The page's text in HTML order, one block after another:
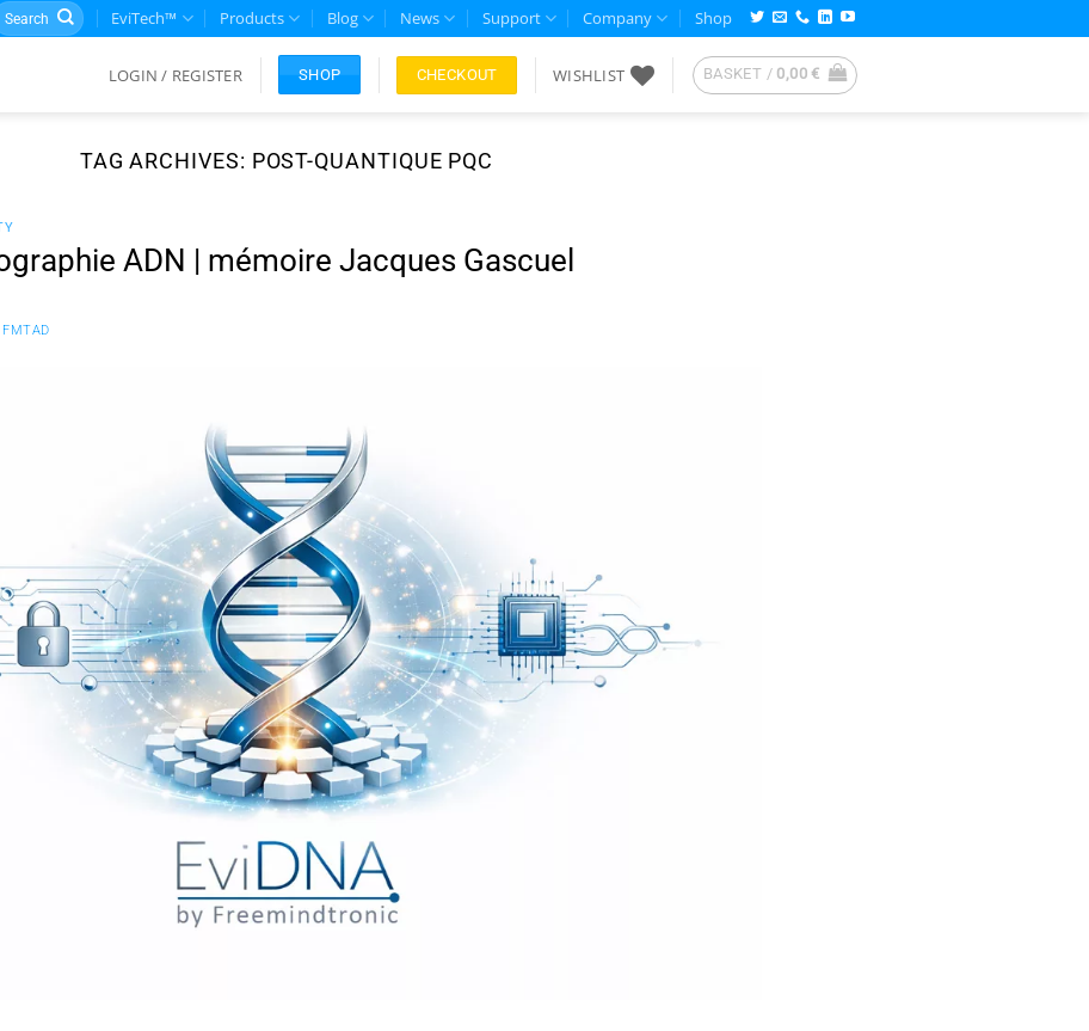
EviTech™ Products Blog News Support Company Shop
LOGIN / REGISTER SHOP CHECKOUT WISHLIST BASKET / 0,00€
TAG ARCHIVES: POST-QUANTIQUE PQC
ADN | mémoire Jacques Gascuel
FMTAD